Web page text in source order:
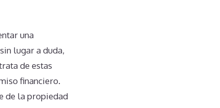
una
lugar a duda,
de estas
financiero.
de la propiedad